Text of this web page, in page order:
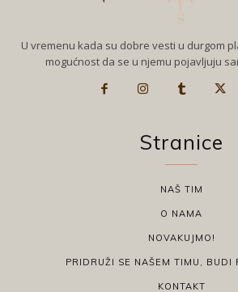
U vremenu kada su dobre vesti u durgom
mogućnost da se u njemu pojavljuju
Stranice
NAŠ TIM
O NAMA
NOVAKUJMO!
PRIDRUŽI SE NAŠEM TIMU, BUDI
KONTAKT